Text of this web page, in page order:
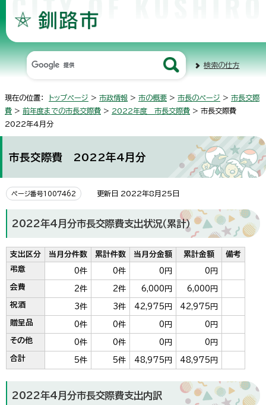
検索の仕方
現在の位置： トップページ > 市政情報 > 市の概要 > 市長のページ > 市長交際
費 > 前年度までの市長交際費 > 2022年度 市長交際費 > 市長交際費
2022年4月分
市長交際費 2022年4月分
ページ番号1007462 更新日 2022年8月25日
2022年4月分市長交際費支出状況（累計）
支出区分 当月分件数 累計件数 当月分金額 累計金額
備考
弔意
0件 0件 0円 0円
会費 2件 2件 6,000円 6,000円
祝酒 3件 3件 42,975円 42,975円
贈呈品 0件 0件 0円 0円
その他 0件 0件 0円 0円
合計 5件 5件 48,975円 48,975円
2022年4月分市長交際費支出内訳